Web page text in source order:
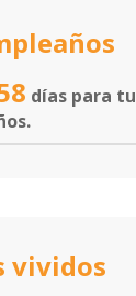
días para tu
vividos